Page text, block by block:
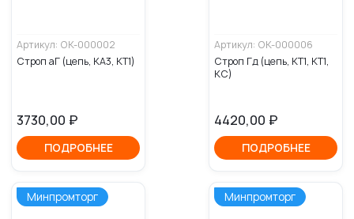
Артикул: OK-000002
Строп аГ (цепь, КА3, КТ1)
3730,00 ₽
ПОДРОБНЕЕ
Артикул: OK-000006
Строп Гд (цепь, КТ1, КТ1,
КС)
4420,00 ₽
ПОДРОБНЕЕ
Минпромторг Минпромторг